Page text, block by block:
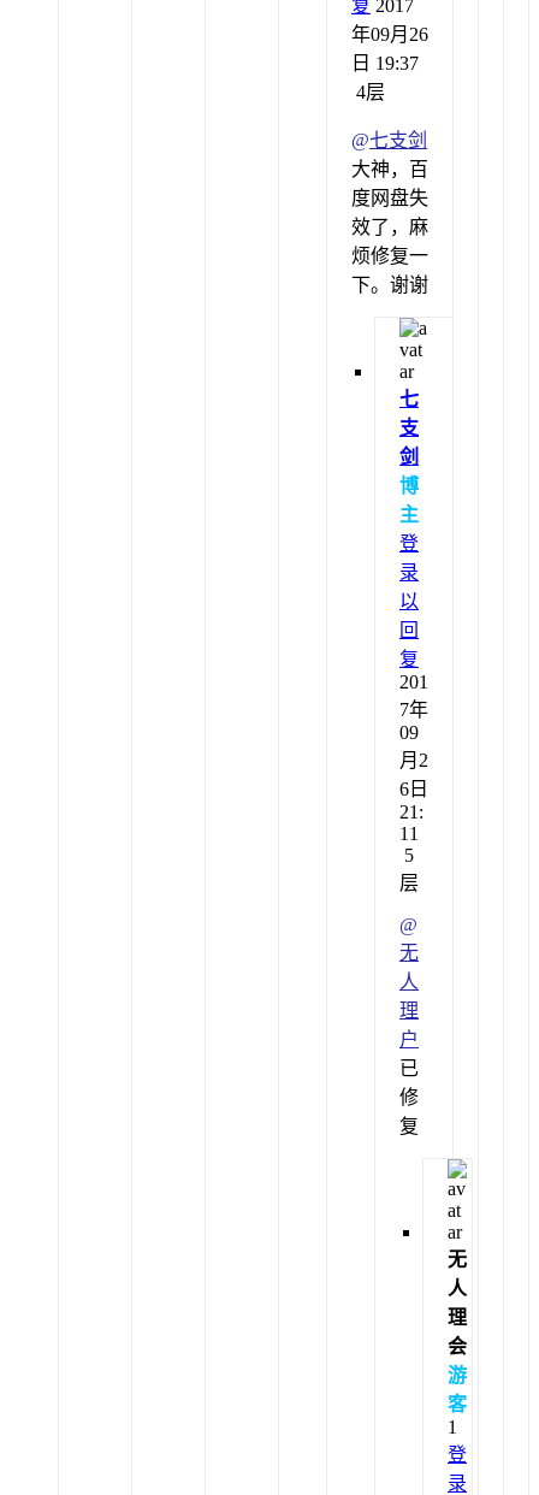
复 2017
年09月26
日 19:37
4层
@七支剑
大神，百
度网盘失
效了，麻
烦修复一
下。谢谢
七
支
剑
博
主
登
录
以
回
复
201
7年
09
月2
6日
21:
11
5
层
@
无
人
理
户
已
修
复
无
人
理
会
游
客
1
登
录